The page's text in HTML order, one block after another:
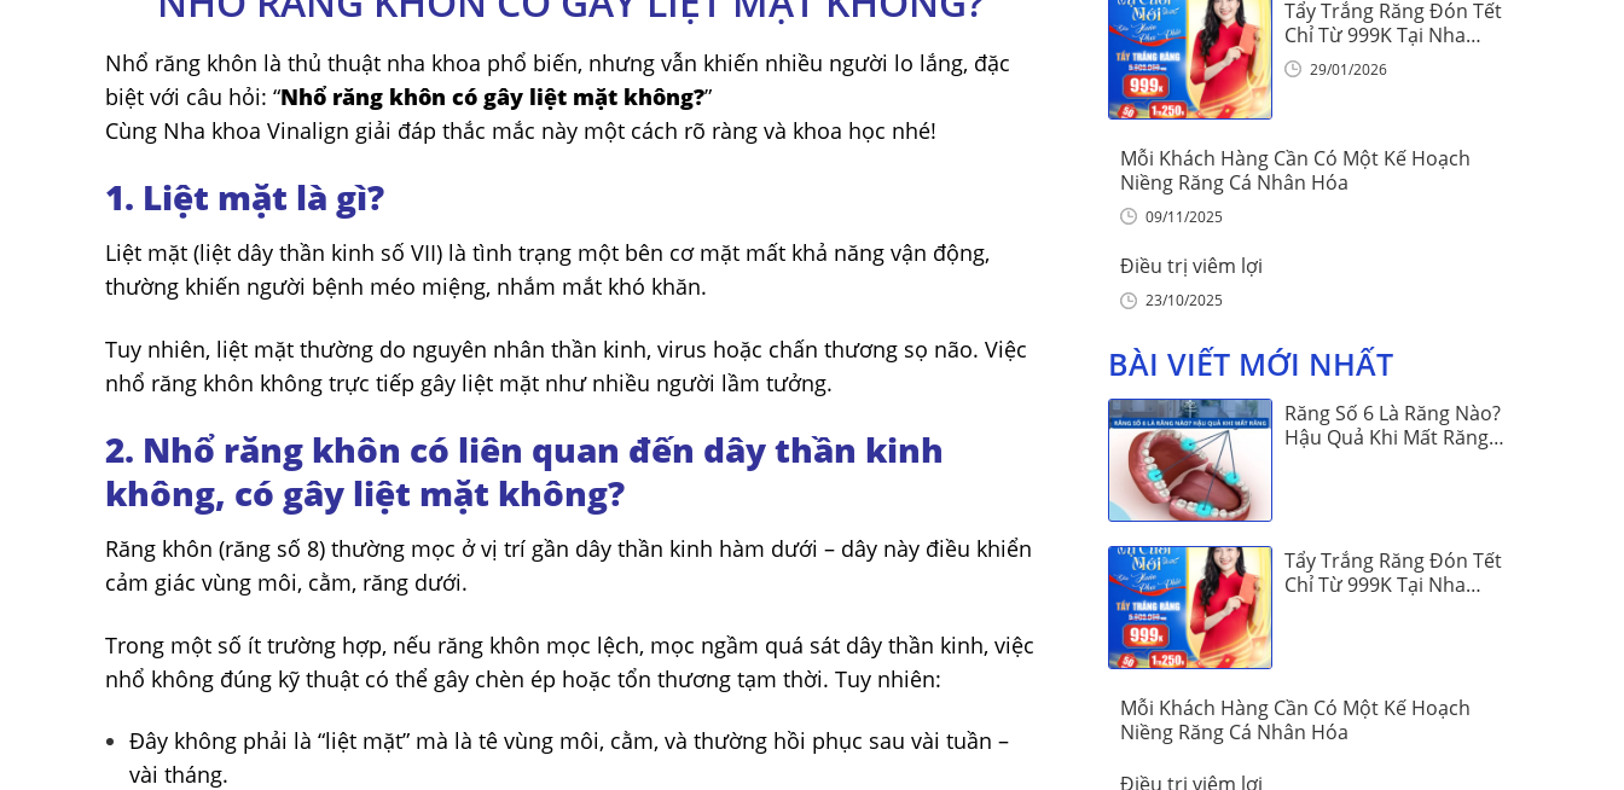
Nhổ răng khôn là thủ thuật nha khoa phổ biến, nhưng vẫn khiến nhiều người lo lắng, đặc
biệt với câu hỏi: “Nhổ răng khôn có gây liệt mặt không?”
Cùng Nha khoa Vinalign giải đáp thắc mắc này một cách rõ ràng và khoa học nhé!
1. Liệt mặt là gì?
Liệt mặt (liệt dây thần kinh số VII) là tình trạng một bên cơ mặt mất khả năng vận động,
thường khiến người bệnh méo miệng, nhắm mắt khó khăn.
Tuy nhiên, liệt mặt thường do nguyên nhân thần kinh, virus hoặc chấn thương sọ não. Việc
nhổ răng khôn không trực tiếp gây liệt mặt như nhiều người lầm tưởng.
2. Nhổ răng khôn có liên quan đến dây thần kinh
không, có gây liệt mặt không?
Răng khôn (răng số 8) thường mọc ở vị trí gần dây thần kinh hàm dưới – dây này điều khiển
cảm giác vùng môi, cằm, răng dưới.
Trong một số ít trường hợp, nếu răng khôn mọc lệch, mọc ngầm quá sát dây thần kinh, việc
nhổ không đúng kỹ thuật có thể gây chèn ép hoặc tổn thương tạm thời. Tuy nhiên:
Đây không phải là “liệt mặt” mà là tê vùng môi, cằm, và thường hồi phục sau vài tuần –
vài tháng.
Tẩy Trắng Răng Đón Tết
Chỉ Từ 999K Tại Nha
Khoa Vinalign
29/01/2026
Mỗi Khách Hàng Cần Có Một Kế Hoạch
Niềng Răng Cá Nhân Hóa
09/11/2025
Điều trị viêm lợi
23/10/2025
BÀI VIẾT MỚI NHẤT
Răng Số 6 Là Răng Nào?
Hậu Quả Khi Mất Răng
Tẩy Trắng Răng Đón Tết
Chỉ Từ 999K Tại Nha
Mỗi Khách Hàng Cần Có Một Kế Hoạch
Niềng Răng Cá Nhân Hóa
Điều trị viêm lợi